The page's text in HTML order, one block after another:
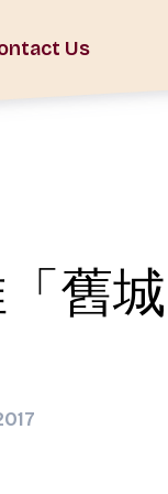
Us
舊